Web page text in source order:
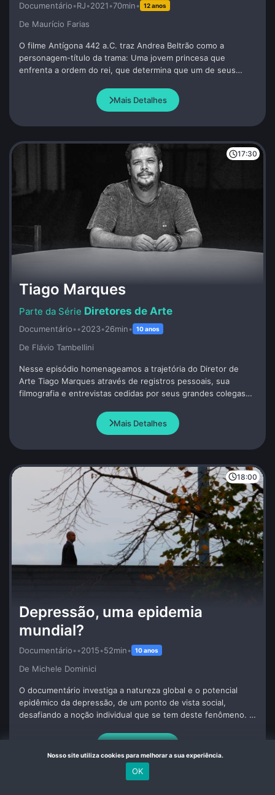
Documentário•RJ•2021•70min• 12 anos
De Maurí­cio Farias
O filme Antígona 442 a.C. traz Andrea Beltrão como a
personagem-título da trama: Uma jovem princesa que
enfrenta a ordem do rei, que determina que um de seus
enterra o seu irmão e por isso paga com a própria vida.
Dramaturgia de Andrea Beltrão e Amir Haddad.
Mais Detalhes
17:30
Tiago Marques
Diretores de Arte
Documentário••2023•26min• 10 anos
De Flávio Tambellini
Nesse episódio homenageamos a trajetória do Diretor de
Arte Tiago Marques através de registros pessoais, sua
filmografia e entrevistas cedidas por seus grandes colegas
pouco antes de seu precoce falecimento.
Mais Detalhes
18:00
Depressão, uma epidemia
mundial?
Documentário••2015•52min• 10 anos
De Michele Dominici
O documentário investiga a natureza global e o potencial
epidêmico da depressão, de um ponto de vista social,
desafiando a noção individual que se tem deste fenômeno. O
assunto com sociólogos, filósofos, assistentes sociais,
neuro-psiquiatras, a fim de analisar o contexto que estaria
criando um terreno fértil para a depressão.
Nosso site utiliza cookies para melhorar a sua experiência.
OK